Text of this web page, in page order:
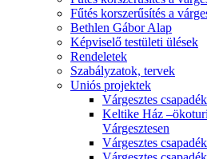
Fűtés korszerűsítés a
Bethlen Gábor Alap
Képviselő testületi ülések
Rendeletek
Szabályzatok, tervek
Uniós projektek
Várgesztes
Keltike Ház
Várgesztesen
Várgesztes